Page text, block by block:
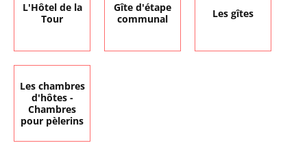
L'Hôtel de la
Tour
Gîte d'étape
communal
Les gîtes
Les chambres
d'hôtes -
Chambres
pour pèlerins